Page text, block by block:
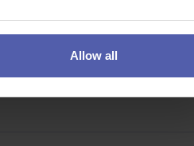
Allow all
projekty po celé České